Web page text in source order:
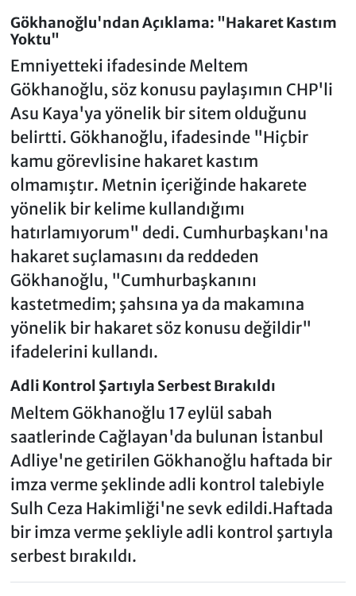
Gökhanoğlu'ndan Açıklama: "Hakaret Kastım
Yoktu"
Emniyetteki ifadesinde Meltem
Gökhanoğlu, söz konusu paylaşımın CHP'li
Asu Kaya'ya yönelik bir sitem olduğunu
belirtti. Gökhanoğlu, ifadesinde "Hiçbir
kamu görevlisine hakaret kastım
olmamıştır. Metnin içeriğinde hakarete
yönelik bir kelime kullandığımı
hatırlamıyorum" dedi. Cumhurbaşkanı'na
hakaret suçlamasını da reddeden
Gökhanoğlu, "Cumhurbaşkanını
kastetmedim; şahsına ya da makamına
yönelik bir hakaret söz konusu değildir"
ifadelerini kullandı.
Adli Kontrol Şartıyla Serbest Bırakıldı
Meltem Gökhanoğlu 17 eylül sabah
saatlerinde Cağlayan'da bulunan İstanbul
Adliye'ne getirilen Gökhanoğlu haftada bir
imza verme şeklinde adli kontrol talebiyle
Sulh Ceza Hakimliği'ne sevk edildi.Haftada
bir imza verme şekliyle adli kontrol şartıyla
serbest bırakıldı.